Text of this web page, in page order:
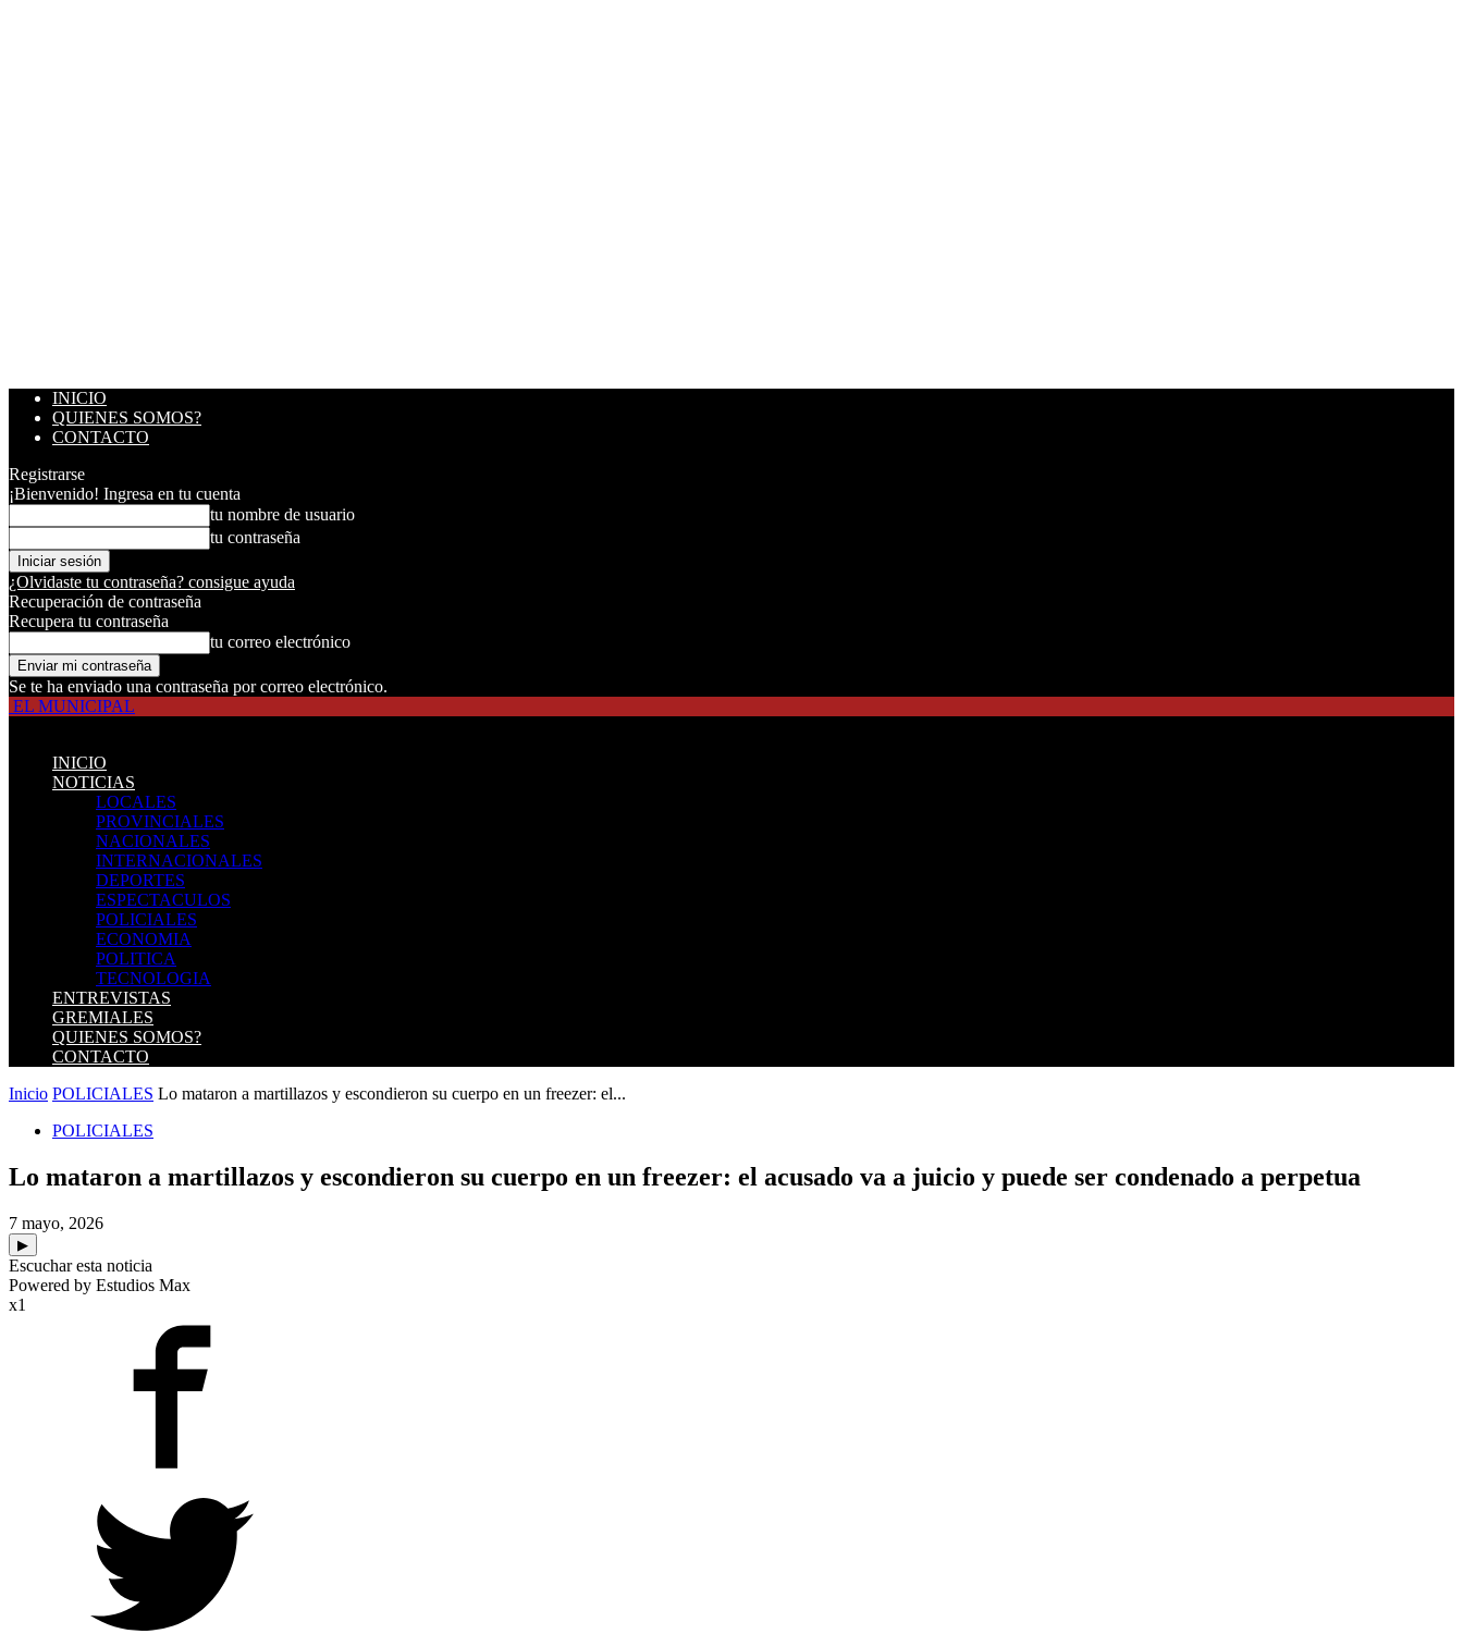
INICIO
QUIENES SOMOS?
CONTACTO
Registrarse
¡Bienvenido! Ingresa en tu cuenta
tu nombre de usuario
tu contraseña
¿Olvidaste tu contraseña? consigue ayuda
Recuperación de contraseña
Recupera tu contraseña
tu correo electrónico
Se te ha enviado una contraseña por correo electrónico.
EL MUNICIPAL
INICIO
NOTICIAS
LOCALES
PROVINCIALES
NACIONALES
INTERNACIONALES
DEPORTES
ESPECTACULOS
POLICIALES
ECONOMIA
POLITICA
TECNOLOGIA
ENTREVISTAS
GREMIALES
QUIENES SOMOS?
CONTACTO
Inicio POLICIALES Lo mataron a martillazos y escondieron su cuerpo en un freezer: el...
POLICIALES
Lo mataron a martillazos y escondieron su cuerpo en un freezer: el acusado va a juicio y puede ser condenado a perpetua
7 mayo, 2026
▶
Escuchar esta noticia
Powered by Estudios Max
x1